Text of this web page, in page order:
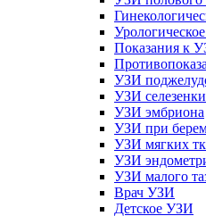
Показания к
УЗИ
УЗИ селезенки
УЗИ эмбриона
УЗИ при
УЗИ мягких
УЗИ
УЗИ малого
Врач УЗИ
Детское УЗИ